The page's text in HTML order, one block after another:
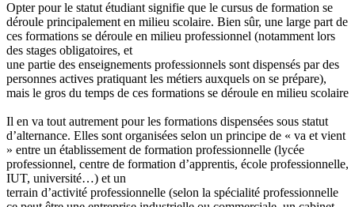
Opter pour le statut étudiant signifie que le cursus de formation se
déroule principalement en milieu scolaire. Bien sûr, une large part de
ces formations se déroule en milieu professionnel (notamment lors
des stages obligatoires, et
une partie des enseignements professionnels sont dispensés par des
personnes actives pratiquant les métiers auxquels on se prépare),
mais le gros du temps de ces formations se déroule en milieu scolaire
Il en va tout autrement pour les formations dispensées sous statut
d’alternance. Elles sont organisées selon un principe de « va et vient
» entre un établissement de formation professionnelle (lycée
professionnel, centre de formation d’apprentis, école professionnelle,
IUT, université…) et un
terrain d’activité professionnelle (selon la spécialité professionnelle